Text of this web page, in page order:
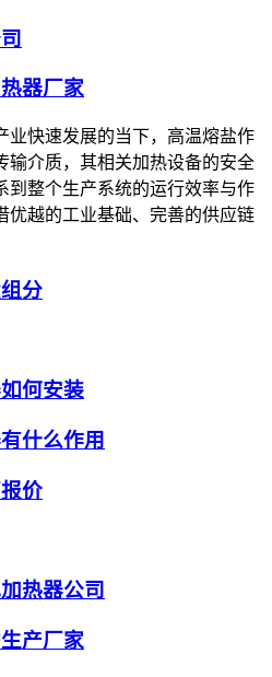
器厂家
业快速发展的当下，高温熔盐作
输介质，其相关加热设备的安全
到整个生产系统的运行效率与作
优越的工业基础、完善的供应链
分
何安装
什么作用
价
热器公司
产厂家